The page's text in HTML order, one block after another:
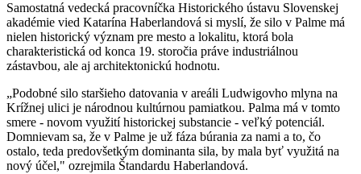
Samostatná vedecká pracovníčka Historického ústavu Slovenskej
akadémie vied Katarína Haberlandová si myslí, že silo v Palme má
nielen historický význam pre mesto a lokalitu, ktorá bola
charakteristická od konca 19. storočia práve industriálnou
zástavbou, ale aj architektonickú hodnotu.
„Podobné silo staršieho datovania v areáli Ludwigovho mlyna na
Krížnej ulici je národnou kultúrnou pamiatkou. Palma má v tomto
smere - novom využití historickej substancie - veľký potenciál.
Domnievam sa, že v Palme je už fáza búrania za nami a to, čo
ostalo, teda predovšetkým dominanta sila, by mala byť využitá na
nový účel," ozrejmila Štandardu Haberlandová.